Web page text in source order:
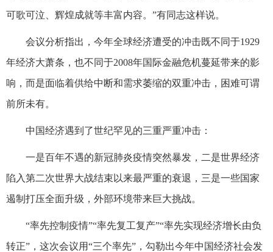
可歌可泣、辉煌成就等丰富内容。”有同志这样说。
会议分析指出，今年全球经济遭受的冲击既不同于1929
年经济大萧条，也不同于2008年国际金融危机蔓延带来的影
响，而是面临着供给中断和需求萎缩的双重冲击，困难可谓
前所未有。
中国经济遇到了世纪罕见的三重严重冲击：
一是百年不遇的新冠肺炎疫情突然暴发，二是世界经济
陷入第二次世界大战结束以来最严重的衰退，三是一些国家
遏制打压全面升级，外部环境带来巨大挑战。
“率先控制疫情”“率先复工复产”“率先实现经济增长由负
转正”，这次会议用“三个率先”，勾勒出今年中国经济社会发